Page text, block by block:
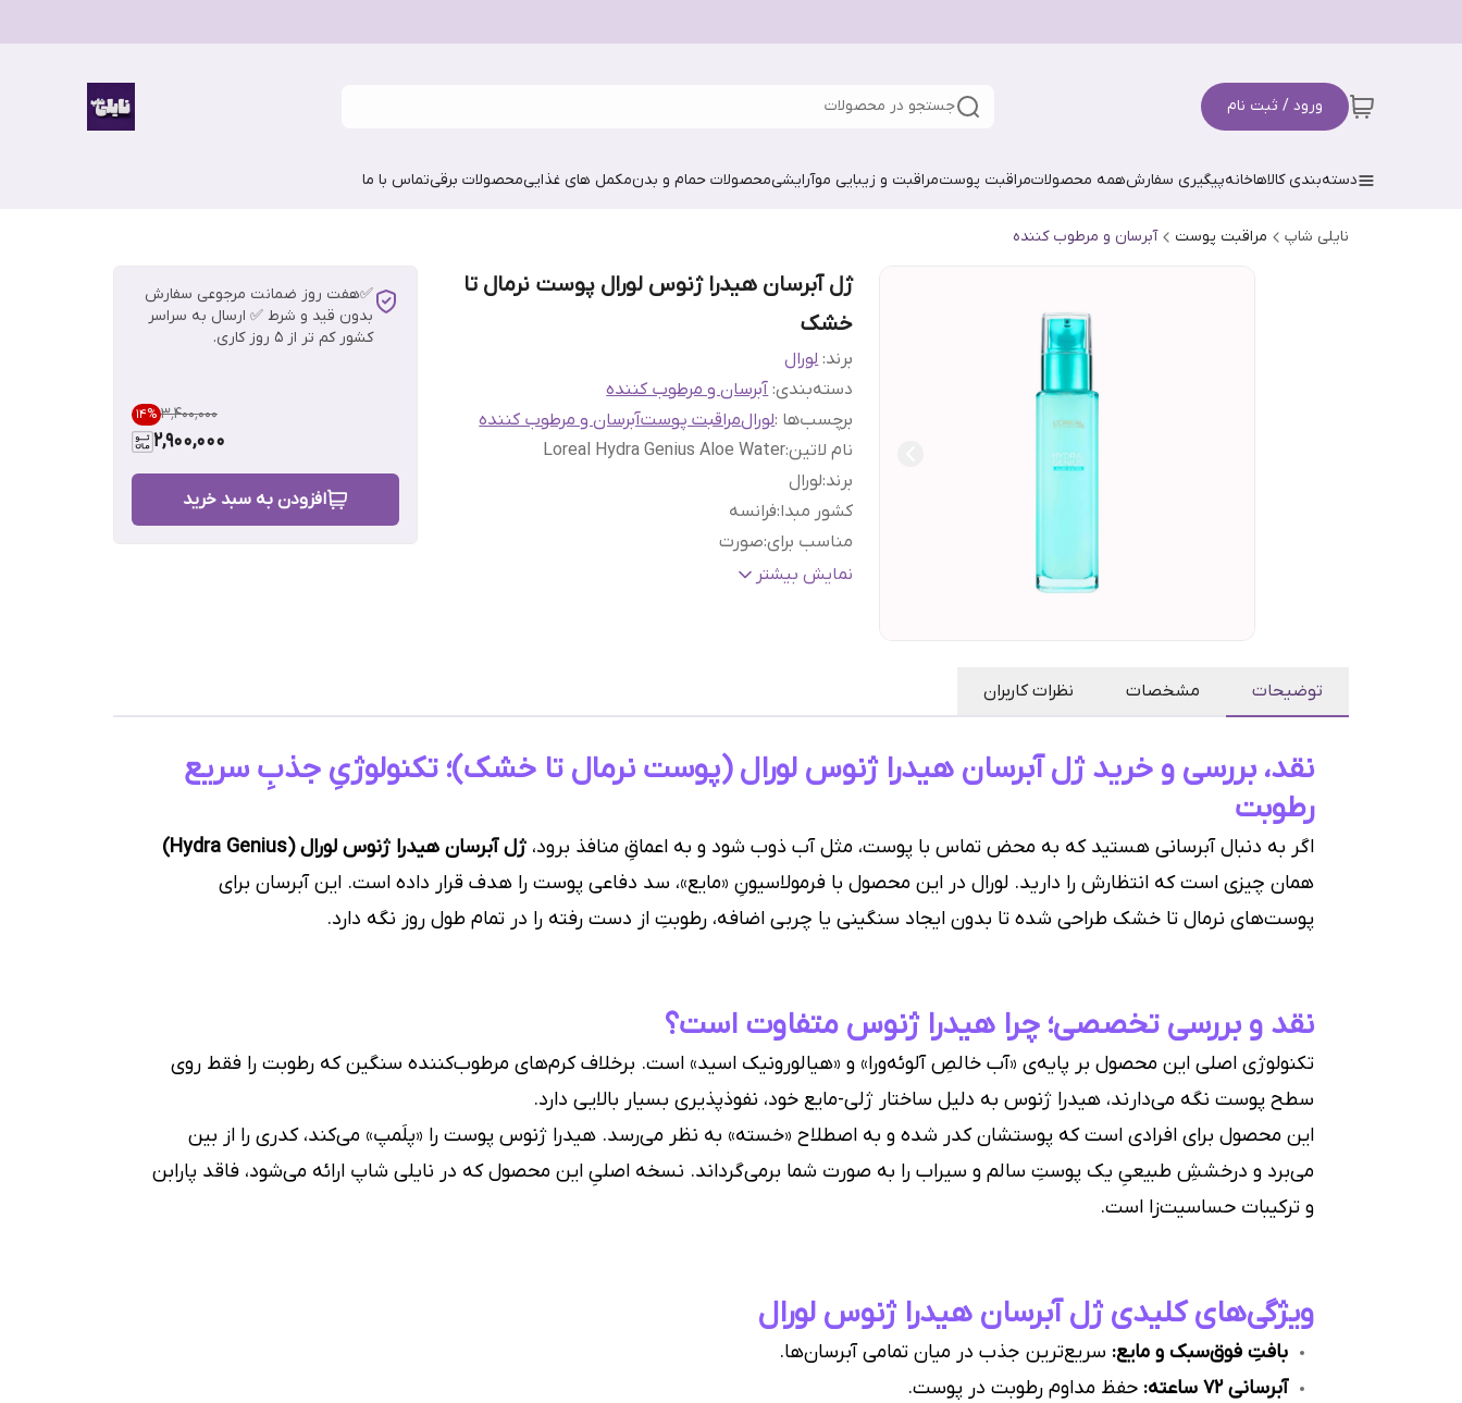
ورود / ثبت نام جستجو در محصولات
دسته‌بندی کالاهاخانهپیگیری سفارشهمه محصولاتمراقبت پوستمراقبت و زیبایی موآرایشیمحصولات حمام و بدنمکمل های غذاییمحصولات برقیتماس با ما
نایلی شاپ مراقبت پوست آبرسان و مرطوب کننده
ژل آبرسان هیدرا ژنوس لورال پوست نرمال تا
خشک
برند: لورال
دسته‌بندی:آبرسان و مرطوب کننده
برچسب‌ها :لورالمراقبت پوستآبرسان و مرطوب کننده
نام لاتین:
Loreal Hydra Genius Aloe Water
برند:لورال
کشور مبدا:فرانسه
مناسب برای:صورت
نوع پوست:پوست حساس, پوست خشک, پوست معمولی
گارانتی و ضمانت
هفت روز ضمانت مرجوعی سفارش
نمایش بیشتر
✅هفت روز ضمانت مرجوعی سفارش
بدون قید و شرط ✅ ارسال به سراسر
کشور کم تر از 5 روز کاری.
۳٬۴۰۰٬۰۰۰ 14%
2,900,000
افزودن به سبد خرید
توضیحات مشخصات نظرات کاربران
نقد، بررسی و خرید ژل آبرسان هیدرا ژنوس لورال (پوست نرمال تا خشک)؛ تکنولوژیِ جذبِ سریع
رطوبت
اگر به دنبال آبرسانی هستید که به محض تماس با پوست، مثل آب ذوب شود و به اعماقِ منافذ برود، ژل آبرسان هیدرا ژنوس لورال (Hydra Genius)
همان چیزی است که انتظارش را دارید. لورال در این محصول با فرمولاسیونِ «مایع»، سد دفاعی پوست را هدف قرار داده است. این آبرسان برای
پوست‌های نرمال تا خشک طراحی شده تا بدون ایجاد سنگینی یا چربی اضافه، رطوبتِ از دست رفته را در تمام طول روز نگه دارد.
نقد و بررسی تخصصی؛ چرا هیدرا ژنوس متفاوت است؟
تکنولوژی اصلی این محصول بر پایه‌ی «آب خالصِ آلوئه‌ورا» و «هیالورونیک اسید» است. برخلاف کرم‌های مرطوب‌کننده سنگین که رطوبت را فقط روی
سطح پوست نگه می‌دارند، هیدرا ژنوس به دلیل ساختار ژلی-مایع خود، نفوذپذیری بسیار بالایی دارد.
این محصول برای افرادی است که پوستشان کدر شده و به اصطلاح «خسته» به نظر می‌رسد. هیدرا ژنوس پوست را «پلَمپ» می‌کند، کدری را از بین
می‌برد و درخششِ طبیعیِ یک پوستِ سالم و سیراب را به صورت شما برمی‌گرداند. نسخه اصلیِ این محصول که در نایلی شاپ ارائه می‌شود، فاقد پارابن
و ترکیبات حساسیت‌زا است.
ویژگی‌های کلیدی ژل آبرسان هیدرا ژنوس لورال
بافتِ فوق‌سبک و مایع: سریع‌ترین جذب در میان تمامی آبرسان‌ها.
آبرسانی ۷۲ ساعته:
حفظ مداوم رطوبت در پوست.